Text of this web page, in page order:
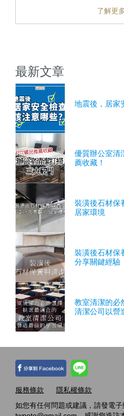
了解更
最新文章
地震後，居家
優質辦公室清
薦收藏！
裝潢後石材保
居家環境
裝潢後石材保
分享關鍵經驗
教室清潔的必
清潔公司以營
服務條款
隱私權條款
如您有任何問題或建議，請發電子